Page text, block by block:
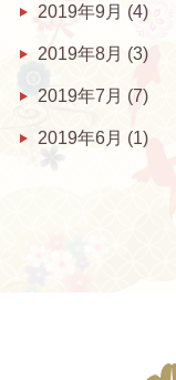
2019年9月 (4)
2019年8月 (3)
2019年7月 (7)
2019年6月 (1)